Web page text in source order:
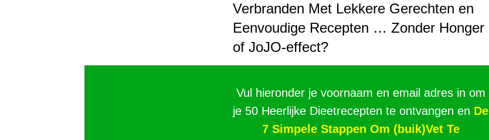
Verbranden Met Lekkere Gerechten en
Eenvoudige Recepten … Zonder Honger
of JoJO-effect?
Vul hieronder je voornaam en email adres in om
je 50 Heerlijke Dieetrecepten te ontvangen en De
7 Simpele Stappen Om (buik)Vet Te